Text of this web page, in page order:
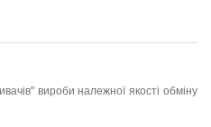
вироби належної якості обміну